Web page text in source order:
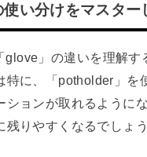
い分けをマスター
glove」の違いを理解
特に、「potholder」を
ションが取れるように
りやすくなるでしょう